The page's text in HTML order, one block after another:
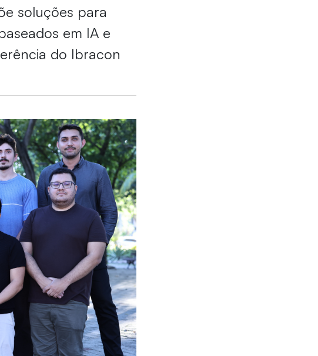
soluções para
em IA e
do Ibracon